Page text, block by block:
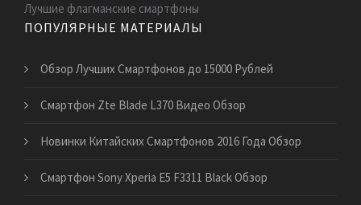
Лучшие флагманские смартфоны
ПОПУЛЯРНЫЕ МАТЕРИАЛЫ
Обзор Лучших Смартфонов до 15000 Рублей
Смартфон Zte Blade L370 Видео Обзор
Новинки Китайских Смартфонов 2016 Года Обзор
Смартфон Sony Xperia E5 F3311 Black Обзор